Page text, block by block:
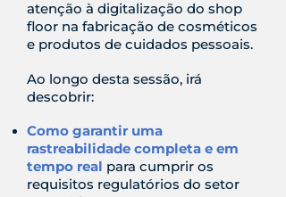
atenção à digitalização do shop
floor na fabricação de cosméticos
e produtos de cuidados pessoais.
Ao longo desta sessão, irá
descobrir:
Como garantir uma
rastreabilidade completa e em
tempo real para cumprir os
requisitos regulatórios do setor